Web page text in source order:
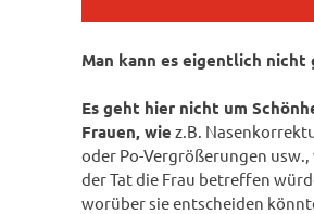
Man kann es eigentlich nicht
Es geht hier nicht um
Frauen, wie z.B.
oder Po-Vergrößerungen usw.,
der Tat die Frau betreffen
worüber sie entscheiden